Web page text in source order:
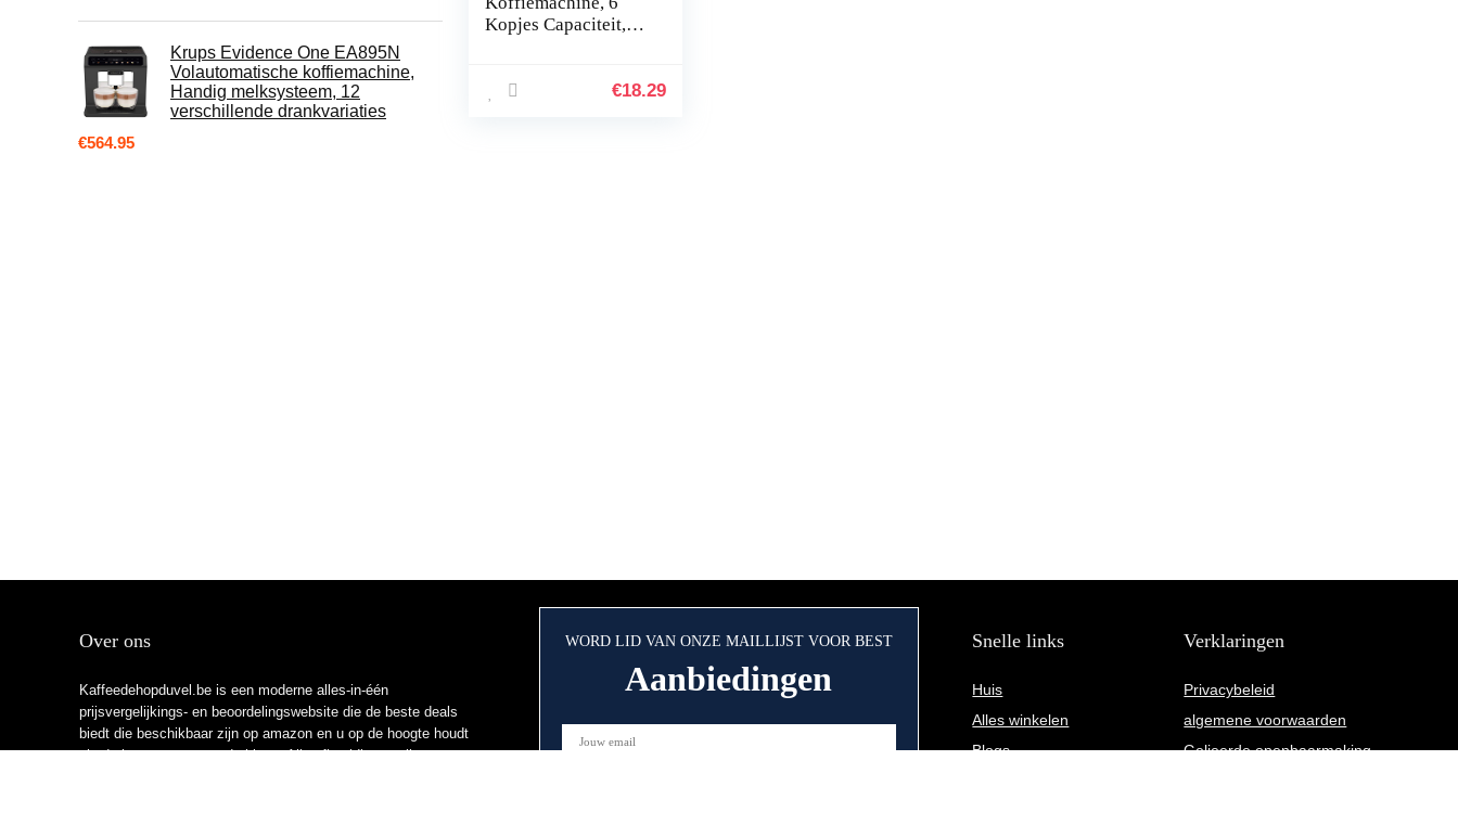
Krups Evidence One EA895N
Volautomatische koffiemachine,
Handig melksysteem, 12
verschillende drankvariaties
€564.95
Kopjes Capaciteit,
Automatische
€18.29
Over ons
Kaffeedehopduvel.be is een moderne alles-in-één
prijsvergelijkings- en beoordelingswebsite die de beste deals
biedt die beschikbaar zijn op amazon en u op de hoogte houdt
via de laatst toegevoegde blogs. Alle afbeeldingen zijn
WORD LID VAN ONZE MAILLIJST VOOR BEST
Aanbiedingen
Snelle links
Huis
Alles winkelen
Blogs
Verklaringen
Privacybeleid
algemene voorwaarden
Gelieerde openbaarmaking